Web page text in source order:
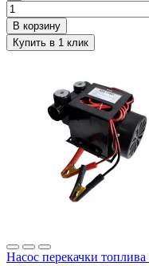
Насос перекачки